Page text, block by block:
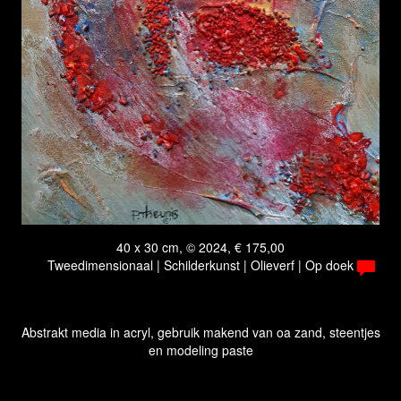
40 x 30 cm, © 2024, € 175,00
Tweedimensionaal | Schilderkunst | Olieverf | Op doek
Abstrakt media in acryl, gebruik makend van oa zand, steentjes
en modeling paste